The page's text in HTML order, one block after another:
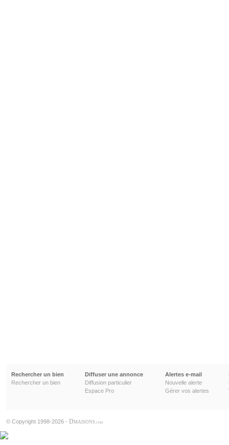
Rechercher un bien
Rechercher un bien
Diffuser une annonce
Diffusion particulier
Espace Pro
Alertes e-mail
Nouvelle alerte
Gérer vos alertes
© Copyright 1998-2026 - DMAISONS .COM